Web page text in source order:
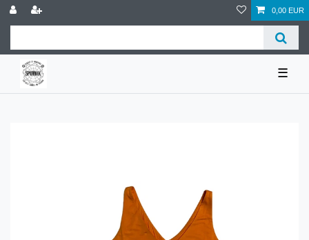
0,00 EUR
☰